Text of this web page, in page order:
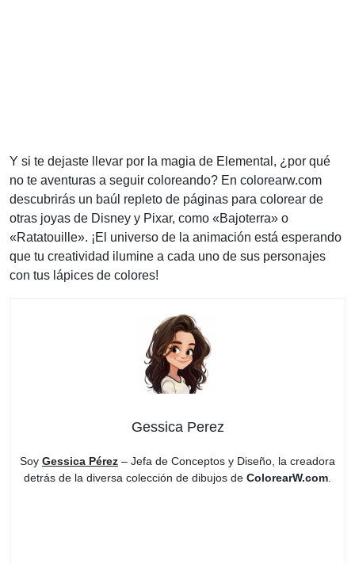
Y si te dejaste llevar por la magia de Elemental, ¿por qué
no te aventuras a seguir coloreando? En colorearw.com
descubrirás un baúl repleto de páginas para colorear de
otras joyas de Disney y Pixar, como «Bajoterra» o
«Ratatouille». ¡El universo de la animación está esperando
que tu creatividad ilumine a cada uno de sus personajes
con tus lápices de colores!
Gessica Perez
Soy Gessica Pérez – Jefa de Conceptos y Diseño, la creadora
detrás de la diversa colección de dibujos de ColorearW.com